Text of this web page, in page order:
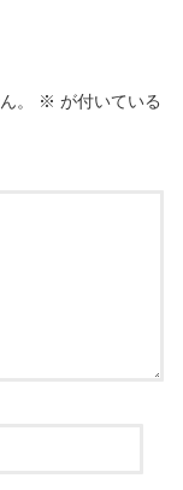
。 ※ が付いている